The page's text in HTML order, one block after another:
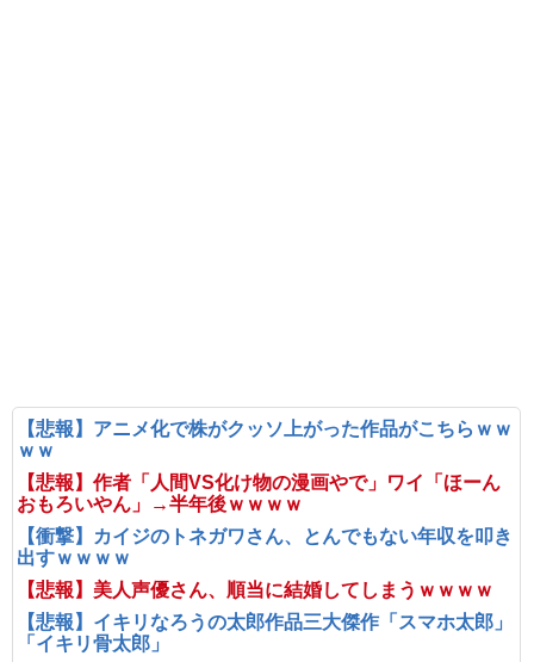
【悲報】アニメ化で株がクッソ上がった作品がこちらｗｗ
ｗｗ
【悲報】作者「人間VS化け物の漫画やで」ワイ「ほーん
おもろいやん」→半年後ｗｗｗｗ
【衝撃】カイジのトネガワさん、とんでもない年収を叩き
出すｗｗｗｗ
【悲報】美人声優さん、順当に結婚してしまうｗｗｗｗ
【悲報】イキリなろうの太郎作品三大傑作「スマホ太郎」
「イキリ骨太郎」